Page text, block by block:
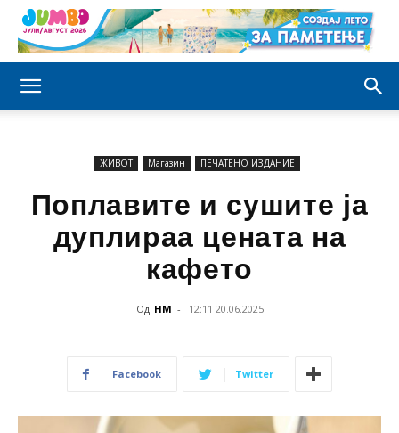
ЖИВОТ Магазин ПЕЧАТЕНО ИЗДАНИЕ
Поплавите и сушите ја
дуплираа цената на
кафето
Од НМ - 12:11 20.06.2025
Facebook Twitter